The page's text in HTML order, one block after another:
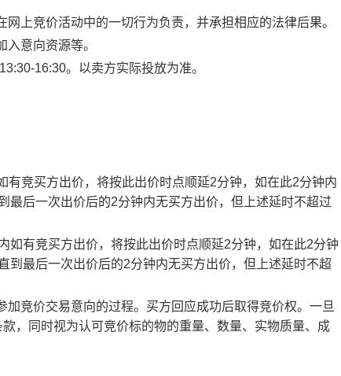
上竞价活动中的一切行为负责，并承担相应的法律后果。
意向资源等。
16:30。以卖方实际投放为准。
竞买方出价，将按此出价时点顺延2分钟，如在此2分钟内
后一次出价后的2分钟内无买方出价，但上述延时不超过
有竞买方出价，将按此出价时点顺延2分钟，如在此2分钟
到最后一次出价后的2分钟内无买方出价，但上述延时不超
竞价交易意向的过程。买方回应成功后取得竞价权。一旦
，同时视为认可竞价标的物的重量、数量、实物质量、成